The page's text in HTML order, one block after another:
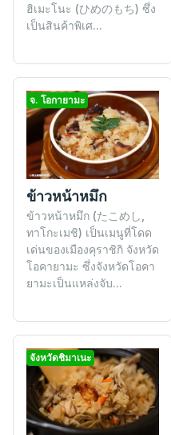
ฮิเมะโนะ (ひめのもち) ซึ่ง
เป็นสินค้าพิเศ...
จ. โอกายามะ
ข้าวหน้าหมึก
ข้าวหน้าหมึก (たこめし,
ทาโกะเมชิ) เป็นเมนูที่โดด
เด่นของเมืองคุราชิกิ จังหวัด
โอคายามะ ซึ่งจังหวัดโอคา
ยามะเป็นแหล่งจับ...
จังหวัดชิมาเนะ